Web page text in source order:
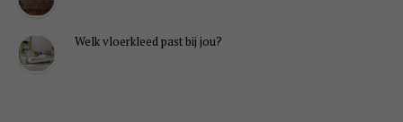
Welk vloerkleed past bij jou?